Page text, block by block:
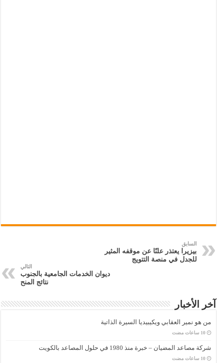
السابق
بيزيرا يعتذر علنًا عن موقفه المثير
للجدل في منصة التتويج
التالي
ديوان الخدمات الجامعية بالجنوب
نتائج المنح
آخر الأخبار
من هو نمير العقابي ويكيبيديا السيرة الذاتية
‏10 ساعات مضت
شركة مصاعد المضيان – خبرة منذ 1980 في حلول المصاعد بالكويت
‏10 ساعات مضت